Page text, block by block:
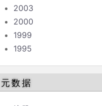
2003
2000
1999
1995
元数据